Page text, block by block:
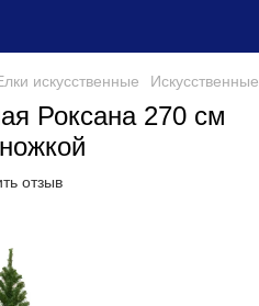
искусственные
Роксана 270 см
отзыв